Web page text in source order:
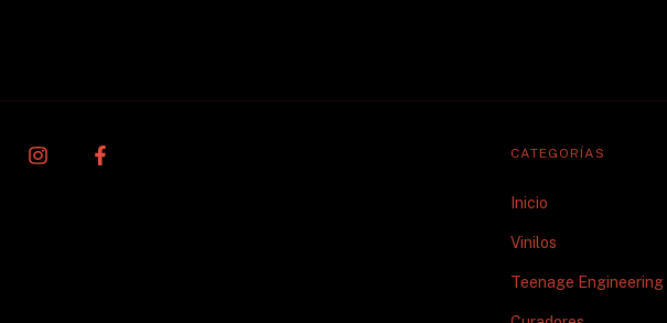
CATEGORÍAS
Inicio
Vinilos
Teenage Engineering